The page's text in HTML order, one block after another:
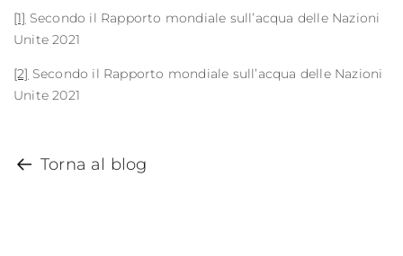
[1] Secondo il Rapporto mondiale sull’acqua delle Nazioni
Unite 2021
[2] Secondo il Rapporto mondiale sull’acqua delle Nazioni
Unite 2021
Torna al blog